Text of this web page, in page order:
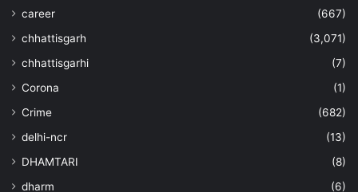
career
(667)
chhattisgarh
(3,071)
chhattisgarhi
(7)
Corona
(1)
Crime
(682)
delhi-ncr
(13)
DHAMTARI
(8)
dharm
(6)